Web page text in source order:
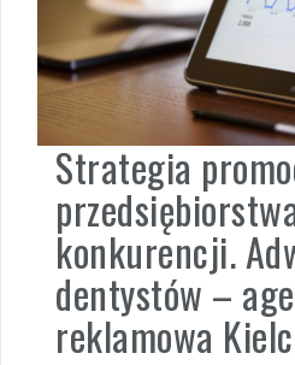
Strategia
konkurencji.
dentystów –
reklamowa